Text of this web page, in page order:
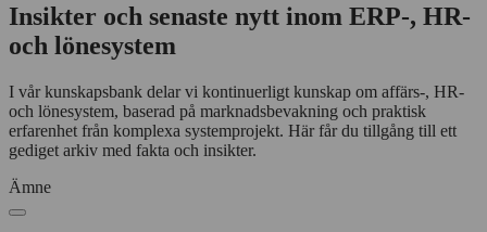
Insikter och senaste nytt inom ERP-, HR-
och lönesystem
I vår kunskapsbank delar vi kontinuerligt kunskap om affärs‑, HR‑
och lönesystem, baserad på marknadsbevakning och praktisk
erfarenhet från komplexa systemprojekt. Här får du tillgång till ett
gediget arkiv med fakta och insikter.
Ämne